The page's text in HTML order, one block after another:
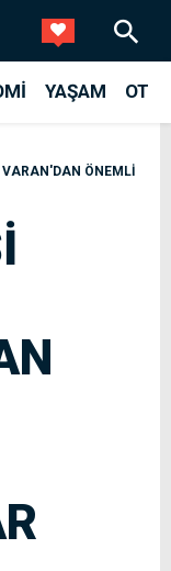
YAŞAM
ÖNEMLİ